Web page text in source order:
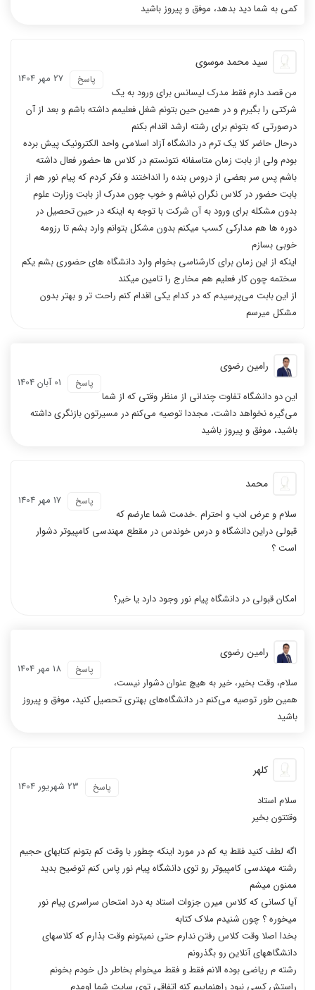
کمی به شما دید بدهد، موفق و پیروز باشید
سید محمد موسوی
27 مهر 1404 پاسخ
من قصد دارم فقط مدرک لیسانس برای ورود به یک
شرکتی را بگیرم و در همین حین بتونم شغل فعلیمم داشته باشم و بعد از آن
درصورتی که بتونم برای رشته ارشد اقدام بکنم
درحال حاضر کلا یک ترم در دانشگاه آزاد اسلامی واحد الکترونیک پیش برده
بودم ولی از بابت زمان متاسفانه نتونستم در کلاس ها حضور فعال داشته
باشم پس سر بعضی از دروس بنده را انداختند و فکر کردم که پیام نور هم از
بابت حضور در کلاس نگران نباشم و خوب چون مدرک از بابت وزارت علوم
بدون مشکله برای ورود به آن شرکت با توجه به اینکه در حین تحصیل در
دوره ها هم مدارکی کسب میکنم بدون مشکل بتوانم وارد بشم تا رزومه
خوبی بسازم
اینکه از این زمان برای کارشناسی بخوام وارد دانشگاه های حضوری بشم یکم
سختمه چون کار فعلیم هم مخارج را تامین میکند
از این بابت می‌پرسیدم که در کدام یکی اقدام کنم راحت تر و بهتر بدون
مشکل میرسم
رامین رضوی
01 آبان 1404 پاسخ
این دو دانشگاه تفاوت چندانی از منظر وقتی که از شما
می‌گیره نخواهد داشت، مجددا توصیه می‌کنم در مسیر‌تون بازنگری داشته
باشید، موفق و پیروز باشید
محمد
17 مهر 1404 پاسخ
سلام و عرض ادب و احترام .خدمت شما عارضم که
قبولی دراین دانشگاه و درس خوندس در مقطع مهندسی کامپیوتر دشوار
است ؟
امکان قبولی در دانشگاه پیام نور وجود دارد یا خیر؟
رامین رضوی
18 مهر 1404 پاسخ
سلام، وقت بخیر، خیر به هیچ عنوان دشوار نیست،
همین طور توصیه می‌کنم در دانشگاه‌های بهتری تحصیل کنید، موفق و پیروز
باشید
کلهر
23 شهریور 1404 پاسخ
سلام استاد
وقتتون بخیر
اگه لطف کنید فقط یه کم در مورد اینکه چطور با وقت کم بتونم کتابهای حجیم
رشته مهندسی کامپیوتر رو توی دانشگاه پیام نور پاس کنم توضیح بدید
ممنون میشم
آیا کسانی که کلاس میرن جزوات استاد به درد امتحان سراسری پیام نور
میخوره ؟ چون شنیدم ملاک کتابه
بخدا اصلا وقت کلاس رفتن ندارم حتی نمیتونم وقت بذارم که کلاسهای
دانشگاههای آنلاین رو بگذرونم
رشته م ریاضی بوده الانم فقط و فقط میخوام بخاطر دل خودم بخونم
راستش کسی نبود راهنماییم کنه اتفاقی توی سایت شما اومدم